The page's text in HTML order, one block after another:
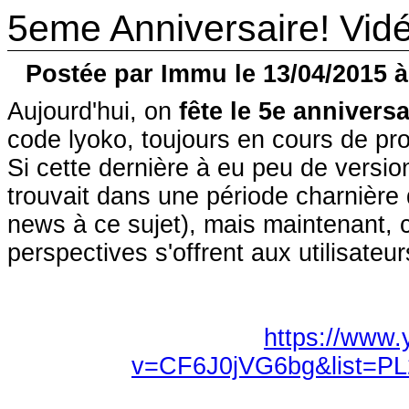
5eme Anniversaire!
Postée par Immu le 13/04/2015
Aujourd'hui, on fête le 5e
code lyoko, toujours en cours de
Si cette dernière à eu peu de
trouvait dans une période
news à ce sujet), mais maintenant,
perspectives s'offrent aux
https://